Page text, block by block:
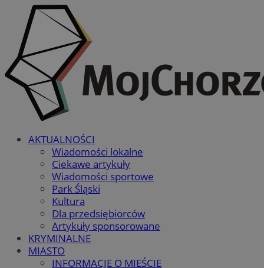
AKTUALNOŚCI
Wiadomości lokalne
Ciekawe artykuły
Wiadomości sportowe
Park Śląski
Kultura
Dla przedsiębiorców
Artykuły sponsorowane
KRYMINALNE
MIASTO
INFORMACJE O MIEŚCIE